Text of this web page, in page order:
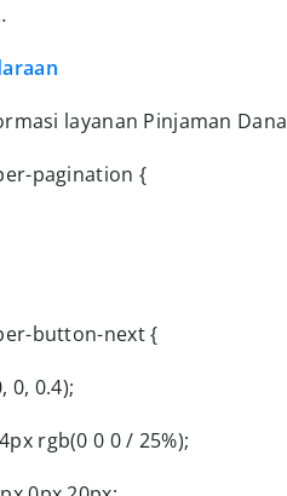
layanan Pinjaman Dana
pagination {
button-next {
0, 0.4);
rgb(0 0 0 / 25%);